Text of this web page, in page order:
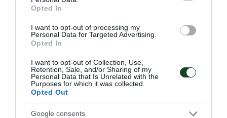
Opted In
I want to opt-out of processing my
Personal Data for Targeted Advertising.
Opted In
I want to opt-out of Collection, Use,
Retention, Sale, and/or Sharing of my
Personal Data that Is Unrelated with the
Purposes for which it was collected.
Opted Out
Google consents
63'
ΓΚΟΛ
Ανοίγει το σκορ η Μπράουνσβαϊκ. Ο Μπα με ωραίο σουτ
κάνει το 1-0 για την γερμανική ομάδα.
Γερεμέγεφ να σκοράρει, αλλά το γκολ ακυρώθηκε ως
οφσάιντ.